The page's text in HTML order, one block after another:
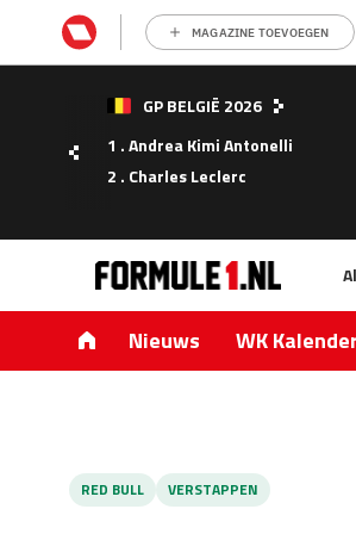
MAGAZINE TOEVOEGEN
GP BELGIË 2026
1 . Andrea Kimi Antonelli
2 . Charles Leclerc
Nieuws WK
RED BULL VERSTAPPEN